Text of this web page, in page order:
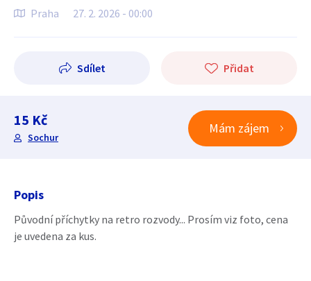
Praha 27. 2. 2026 - 00:00
Sdílet Přidat
15 Kč
Sochur
Mám zájem
Popis
Původní příchytky na retro rozvody... Prosím viz foto, cena
je uvedena za kus.